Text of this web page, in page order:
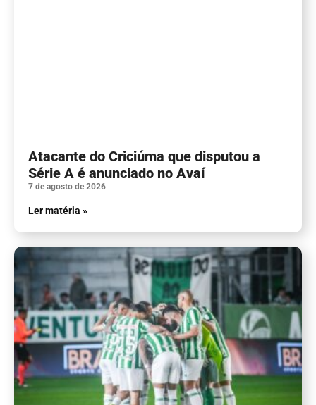
Atacante do Criciúma que disputou a
Série A é anunciado no Avaí
7 de agosto de 2026
Ler matéria »